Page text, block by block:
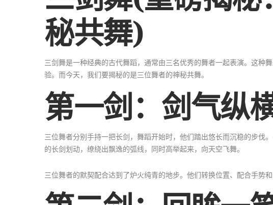
秘共舞)
三剑舞是一种经典的古代舞蹈，通常由三名优秀的舞者一起表演。这种
验。而今天，我们要揭秘的是三位舞者的神秘共舞。
第一剑：剑气纵
三位舞者分别手持一把长剑，舞蹈开始时，他们踏出悠长而沉稳的步
的长剑划动，缭绕出飘逸的弧线，同时高举起来，向天空飞舞。
三位舞者的默契配合达到了炉火纯青的地步。他们转换位置、配合手势